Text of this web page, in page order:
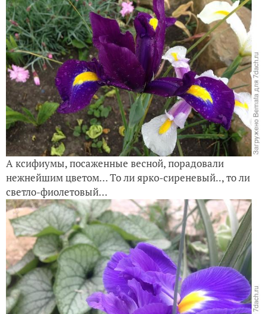
А ксифиумы, посаженные весной, порадовали
нежнейшим цветом… То ли ярко-сиреневый.., то ли
светло-фиолетовый…